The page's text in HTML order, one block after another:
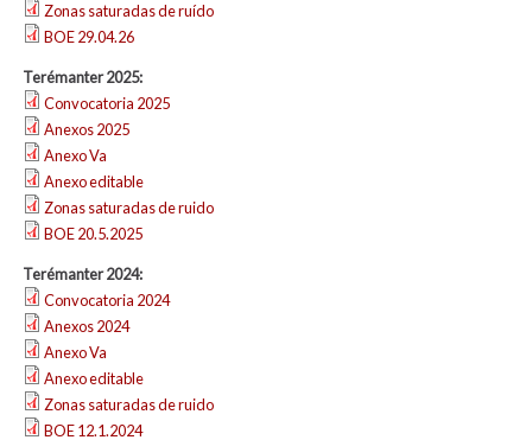
Zonas saturadas de ruído
BOE 29.04.26
Terémanter 2025:
Convocatoria 2025
Anexos 2025
Anexo Va
Anexo editable
Zonas saturadas de ruido
BOE 20.5.2025
Terémanter 2024:
Convocatoria 2024
Anexos 2024
Anexo Va
Anexo editable
Zonas saturadas de ruido
BOE 12.1.2024